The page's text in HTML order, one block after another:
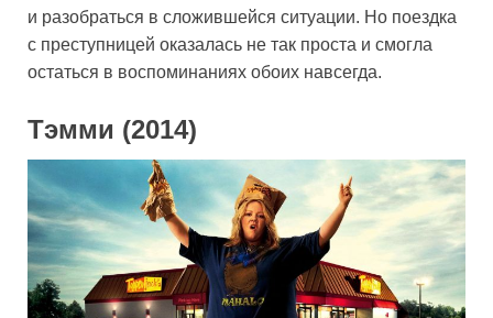
и разобраться в сложившейся ситуации. Но поездка
с преступницей оказалась не так проста и смогла
остаться в воспоминаниях обоих навсегда.
Тэмми (2014)